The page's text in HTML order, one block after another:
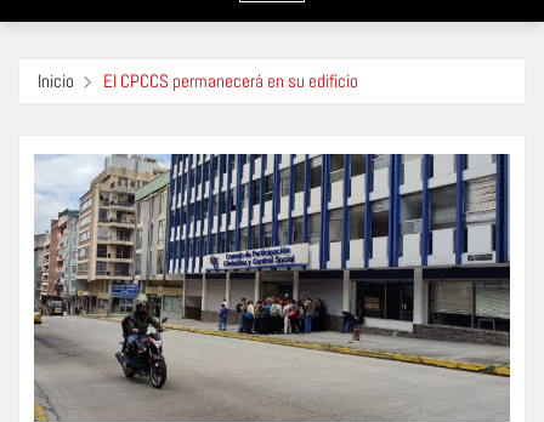
Inicio El CPCCS permanecerá en su edificio